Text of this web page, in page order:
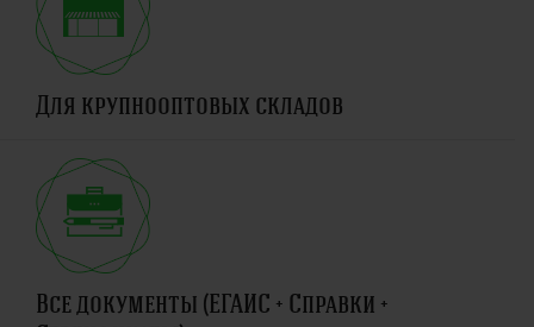
Для крупнооптовых складов
Все документы (ЕГАИС + Справки +